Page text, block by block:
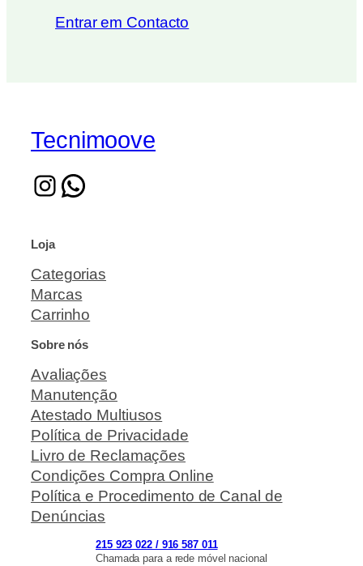
Entrar em Contacto
Tecnimoove
Loja
Categorias
Marcas
Carrinho
Sobre nós
Avaliações
Manutenção
Atestado Multiusos
Política de Privacidade
Livro de Reclamações
Condições Compra Online
Política e Procedimento de Canal de
Denúncias
215 923 022 / 916 587 011
Chamada para a rede móvel nacional